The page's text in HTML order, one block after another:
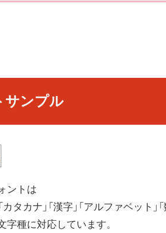
サンプル
ントは
カタカナ」「漢字」「アルファベット」「
字種に対応しています。